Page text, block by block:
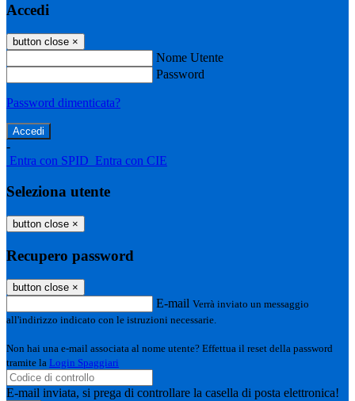
Accedi
button close ×
Nome Utente
Password
Password dimenticata?
-
Entra con SPID Entra con CIE
Seleziona utente
button close ×
Recupero password
button close ×
E-mail Verrà inviato un messaggio
all'indirizzo indicato con le istruzioni necessarie.
Non hai una e-mail associata al nome utente? Effettua il reset della password
tramite la Login Spaggiari
E-mail inviata, si prega di controllare la casella di posta elettronica!